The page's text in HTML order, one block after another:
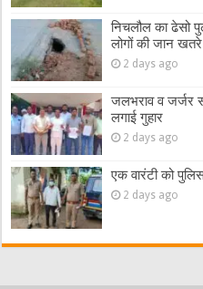
निचलौल का ढेसो
लोगों की जान
2 days ago
जलभराव व जर्जर
लगाई गुहार
2 days ago
एक वारंटी को
2 days ago